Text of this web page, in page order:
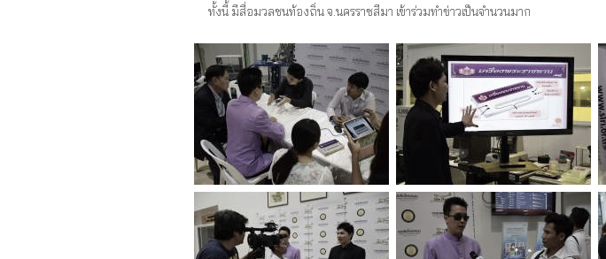
ทั้งนี้ มีสื่อมวลชนท้องถิ่น จ.นครราชสีมา เข้าร่วมทำข่าวเป็นจำนวนมาก